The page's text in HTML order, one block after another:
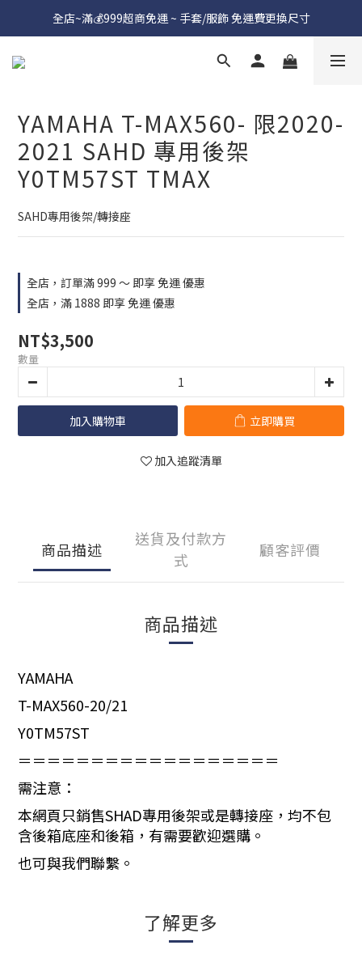
全店~滿💰999超商免運 ~ 手套/服飾 免運費更換尺寸
YAMAHA T-MAX560- 限2020-
2021 SAHD 專用後架
Y0TM57ST TMAX
SAHD專用後架/轉接座
全店，訂單滿 999 ～ 即享 免運 優惠
全店，滿 1888 即享 免運 優惠
NT$3,500
數量
加入購物車 立即購買
加入追蹤清單
商品描述
送貨及付款方
式
顧客評價
商品描述
YAMAHA
T-MAX560-20/21
Y0TM57ST
＝＝＝＝＝＝＝＝＝＝＝＝＝＝＝＝＝＝
需注意：
本網頁只銷售SHAD專用後架或是轉接座，均不包
含後箱底座和後箱，有需要歡迎選購。
也可與我們聯繫。
了解更多